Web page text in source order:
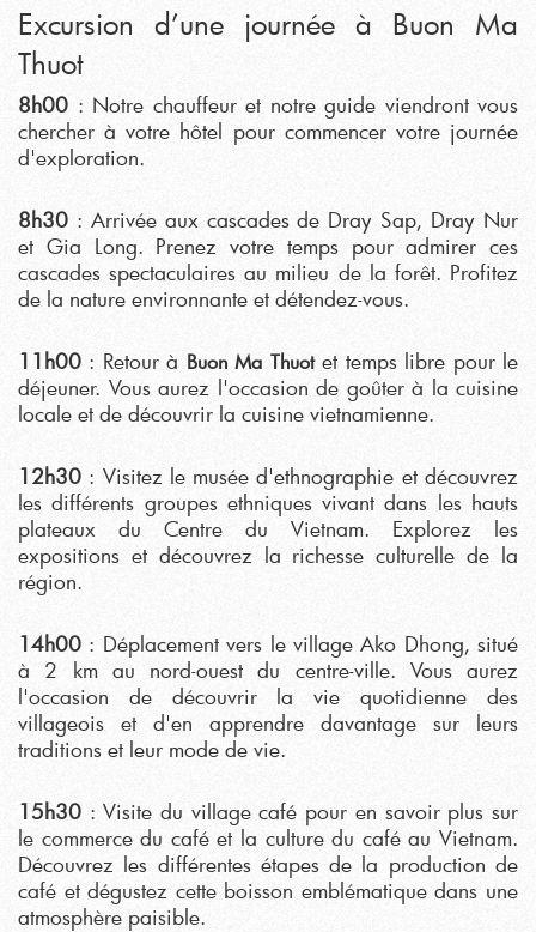
Excursion d’une journée à Buon Ma
Thuot
8h00 : Notre chauffeur et notre guide viendront vous
chercher à votre hôtel pour commencer votre journée
d'exploration.
8h30 : Arrivée aux cascades de Dray Sap, Dray Nur
et Gia Long. Prenez votre temps pour admirer ces
cascades spectaculaires au milieu de la forêt. Profitez
de la nature environnante et détendez-vous.
11h00 : Retour à Buon Ma Thuotet temps libre pour le
déjeuner. Vous aurez l'occasion de goûter à la cuisine
locale et de découvrir la cuisine vietnamienne.
12h30 : Visitez le musée d'ethnographie et découvrez
les différents groupes ethniques vivant dans les hauts
plateaux du Centre du Vietnam. Explorez les
expositions et découvrez la richesse culturelle de la
région.
14h00 : Déplacement vers le village Ako Dhong, situé
à 2 km au nord-ouest du centre-ville. Vous aurez
l'occasion de découvrir la vie quotidienne des
villageois et d'en apprendre davantage sur leurs
traditions et leur mode de vie.
15h30 : Visite du village café pour en savoir plus sur
le commerce du café et la culture du café au Vietnam.
Découvrez les différentes étapes de la production de
café et dégustez cette boisson emblématique dans une
atmosphère paisible.